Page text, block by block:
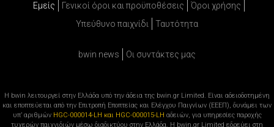
Εμείς Γενικοί όροι και προϋποθέσεις
Όροι χρήσης
Υπεύθυνο παιχνίδι
Ταυτότητα
bwin news Oι συντάκτες μας
Η bwin λειτουργεί στην Ελλάδα υπό την άδεια της bwin.gr Limited. Είναι αδειοδοτημένη
και εποπτεύεται από την Επιτροπή Εποπτείας και Ελέγχου Παιγνίων (ΕΕΕΠ), δυνάμει των
υπ’ αριθμών HGC-000014-LH και HGC-000015-LH αδειών, για υπηρεσίες παροχής
τυχερών παιχνιδιών μέσω διαδικτύου στην Ελλάδα. Η bwin.gr Limited εδρεύει στη